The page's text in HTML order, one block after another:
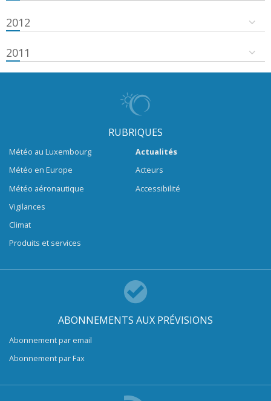
2012
2011
RUBRIQUES
Météo au Luxembourg
Météo en Europe
Météo aéronautique
Vigilances
Climat
Produits et services
Actualités
Acteurs
Accessibilité
ABONNEMENTS AUX PRÉVISIONS
Abonnement par email
Abonnement par Fax